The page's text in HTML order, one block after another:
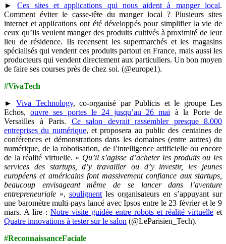
►Ces sites et applications qui nous aident à manger local.
Comment éviter le casse-tête du manger local ? Plusieurs sites
internet et applications ont été développés pour simplifier la vie de
ceux qu’ils veulent manger des produits cultivés à proximité de leur
lieu de résidence. Ils recensent les supermarchés et les magasins
spécialisés qui vendent ces produits partout en France, mais aussi les
producteurs qui vendent directement aux particuliers. Un bon moyen
de faire ses courses près de chez soi. (@europe1).
#VivaTech
►Viva Technology, co-organisé par Publicis et le groupe Les
Echos,ouvre ses portes le 24 jusqu’au 26 mai à la Porte de
Versailles à Paris. Ce salon devrait rassembler presque 8.000
entreprises du numérique, et proposera au public des centaines de
conférences et démonstrations dans les domaines (entre autres) du
numérique, de la robotisation, de l’intelligence artificielle ou encore
de la réalité virtuelle. « Qu’il s’agisse d’acheter les produits ou les
services des startups, d’y travailler ou d’y investir, les jeunes
européens et américains font massivement confiance aux startups,
beaucoup envisageant même de se lancer dans l’aventure
entrepreneuriale », soulignent les organisateurs en s’appuyant sur
une baromètre multi-pays lancé avec Ipsos entre le 23 février et le 9
mars. A lire : Notre visite guidée entre robots et réalité virtuelle et
Quatre innovations à tester sur le salon (@LeParisien_Tech).
#ReconnaissanceFaciale